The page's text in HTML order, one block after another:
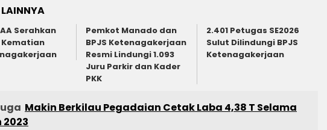
Serahkan
Pemkot Manado dan
BPJS Ketenagakerjaan
Resmi Lindungi 1.093
Juru Parkir dan Kader
PKK
2.401 Petugas SE2026
Sulut Dilindungi BPJS
Ketenagakerjaan
Makin Berkilau Pegadaian Cetak Laba 4,38 T Selama
2023